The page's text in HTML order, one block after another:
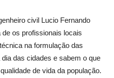
civil Lucio Fernando
os profissionais locais
na formulação das
das cidades e sabem o que
de vida da população.